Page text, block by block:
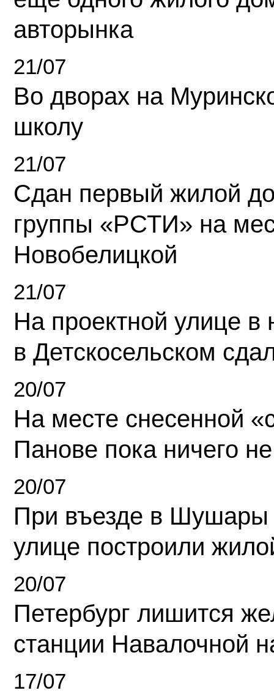
авторынка
21/07
Во дворах на
школу
21/07
Сдан первый жилой
группы «РСТИ» на
Новобелицкой
21/07
На проектной улице
в Детскосельском
20/07
На месте снесенной
Панове пока ничего
20/07
При въезде в Шушары
улице построили
20/07
Петербург лишится
станции Навалочной
17/07